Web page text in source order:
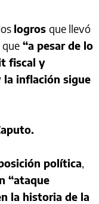
logros que llevó
“a pesar de lo
fiscal y
la inflación sigue
política,
“ataque
la historia de la